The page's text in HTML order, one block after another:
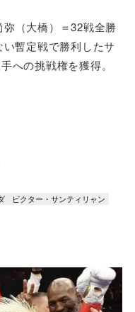
（大橋）＝32戦全勝
い暫定戦で勝利したサ
への挑戦権を獲得。
ビクター・サンティリャン